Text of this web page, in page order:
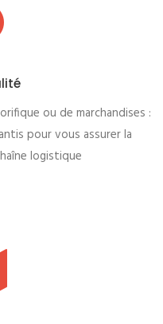
ou de marchandises :
pour vous assurer la
logistique